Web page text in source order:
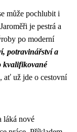
může pochlubit i
je pestrá a
po moderní
potravinářství a
kvalifikované
ať už jde o cestovní
láká nové